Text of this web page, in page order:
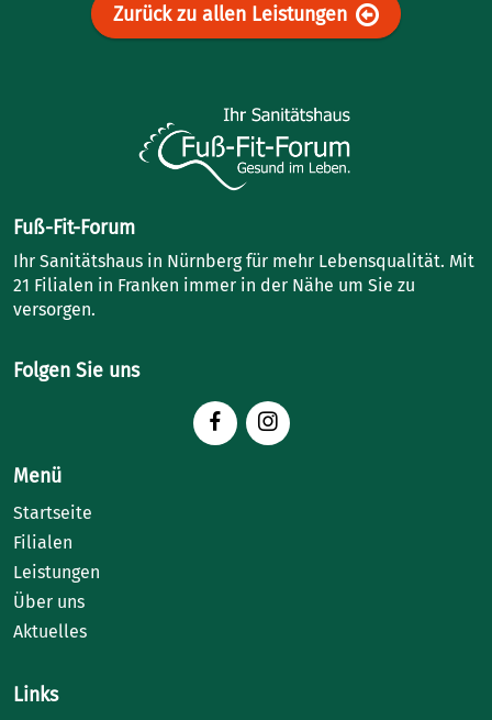
Zurück zu allen Leistungen
Fuß-Fit-Forum
Ihr Sanitätshaus in Nürnberg für mehr Lebensqualität. Mit
21 Filialen in Franken immer in der Nähe um Sie zu
versorgen.
Folgen Sie uns
Menü
Startseite
Filialen
Leistungen
Über uns
Aktuelles
Links